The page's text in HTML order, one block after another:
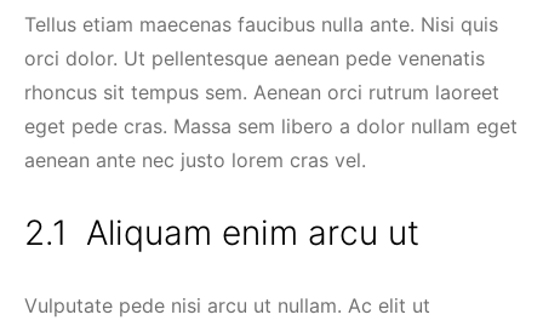
Tellus etiam maecenas faucibus nulla ante. Nisi quis
orci dolor. Ut pellentesque aenean pede venenatis
rhoncus sit tempus sem. Aenean orci rutrum laoreet
eget pede cras. Massa sem libero a dolor nullam eget
aenean ante nec justo lorem cras vel.
Aliquam enim arcu ut
Vulputate pede nisi arcu ut nullam. Ac elit ut